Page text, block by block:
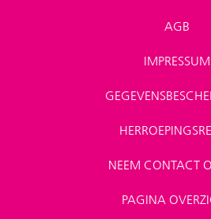
AGB
IMPRESSUM
NEEM CONTACT
PAGINA